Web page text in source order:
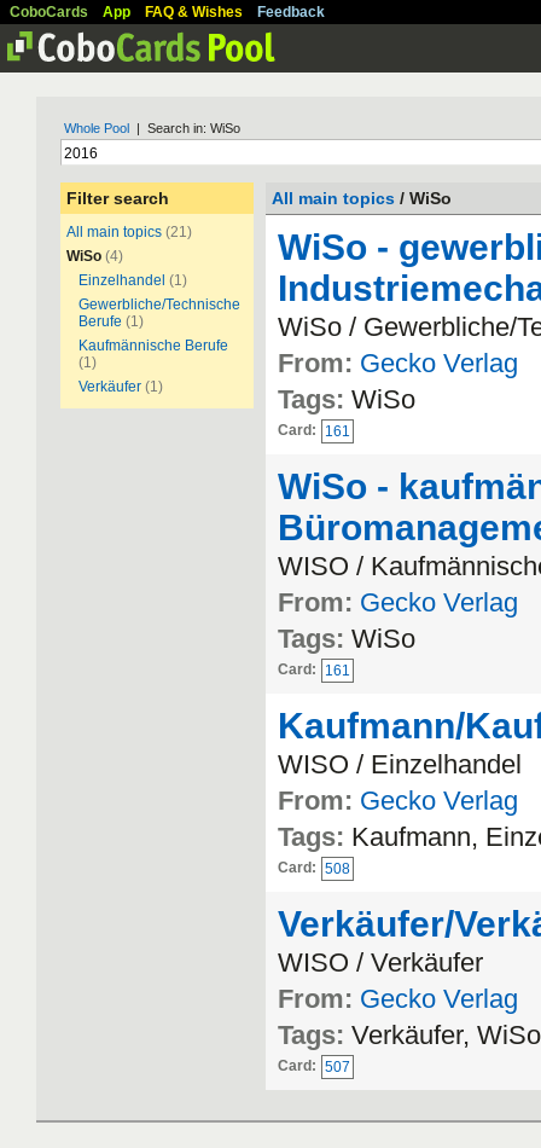
CoboCards App FAQ & Wishes Feedback
Whole Pool | Search in: WiSo
Filter search
All main topics (21)
WiSo (4)
Einzelhandel (1)
Gewerbliche/Technische
Berufe (1)
Kaufmännische Berufe
(1)
Verkäufer (1)
All main topics / WiSo
WiSo -
WiSo / Gewerbliche/
From: Gecko Verlag
Tags: WiSo
Card: 161
WiSo -
WISO /
From: Gecko Verlag
Tags: WiSo
Card: 161
Kaufmann/
WISO / Einzelhandel
From: Gecko Verlag
Tags: Kaufmann,
Card: 508
Verkäufer/
WISO / Verkäufer
From: Gecko Verlag
Tags: Verkäufer, WiSo
Card: 507